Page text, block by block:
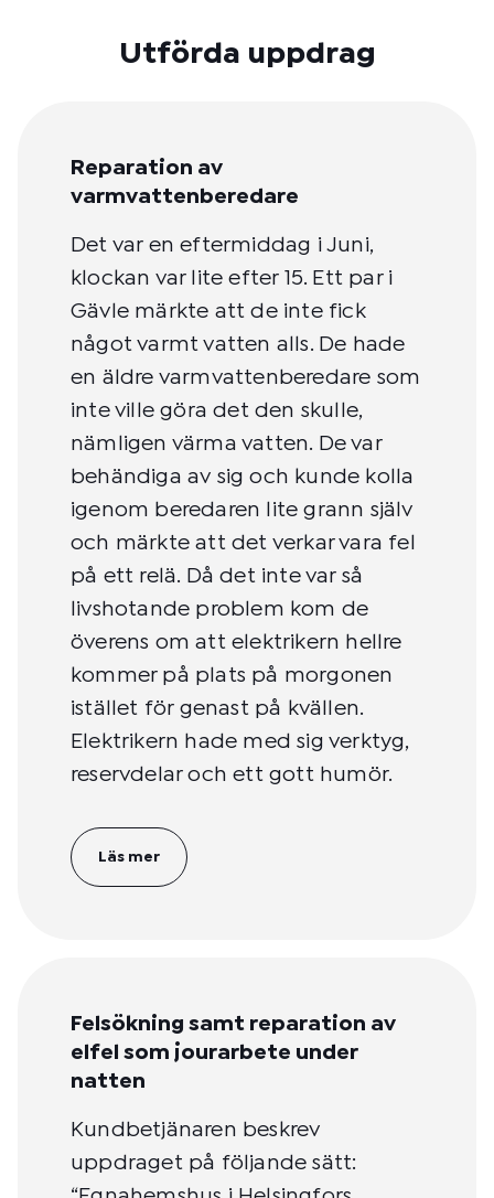
Utförda uppdrag
Reparation av
varmvattenberedare
Det var en eftermiddag i Juni,
klockan var lite efter 15. Ett par i
Gävle märkte att de inte fick
något varmt vatten alls. De hade
en äldre varmvattenberedare som
inte ville göra det den skulle,
nämligen värma vatten. De var
behändiga av sig och kunde kolla
igenom beredaren lite grann själv
och märkte att det verkar vara fel
på ett relä. Då det inte var så
livshotande problem kom de
överens om att elektrikern hellre
kommer på plats på morgonen
istället för genast på kvällen.
Elektrikern hade med sig verktyg,
reservdelar och ett gott humör.
Läs mer
Felsökning samt reparation av
elfel som jourarbete under
natten
Kundbetjänaren beskrev
uppdraget på följande sätt: